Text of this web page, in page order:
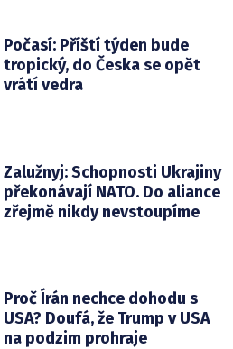
Počasí: Příští týden bude
tropický, do Česka se opět
vrátí vedra
Zalužnyj: Schopnosti Ukrajiny
překonávají NATO. Do aliance
zřejmě nikdy nevstoupíme
Proč Írán nechce dohodu s
USA? Doufá, že Trump v USA
na podzim prohraje